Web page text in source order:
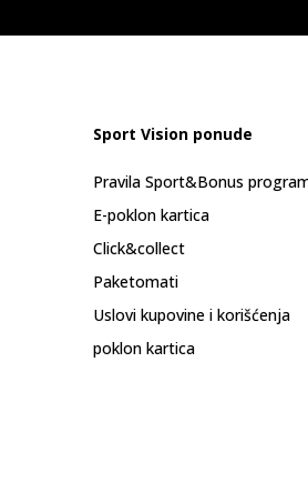
Sport Vision ponude
Pravila Sport&Bonus
E-poklon kartica
Click&collect
Paketomati
Uslovi kupovine i korišćenja
poklon kartica